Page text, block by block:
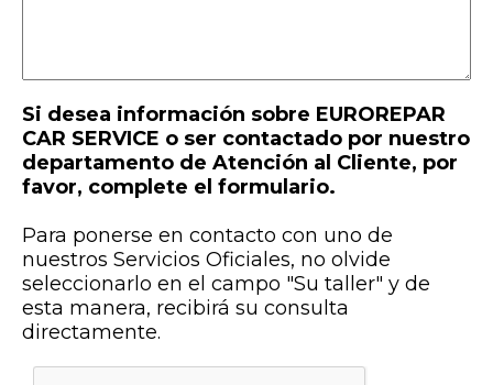
Si desea información sobre EUROREPAR
CAR SERVICE o ser contactado por nuestro
departamento de Atención al Cliente, por
favor, complete el formulario.
Para ponerse en contacto con uno de
nuestros Servicios Oficiales, no olvide
seleccionarlo en el campo "Su taller" y de
esta manera, recibirá su consulta
directamente.